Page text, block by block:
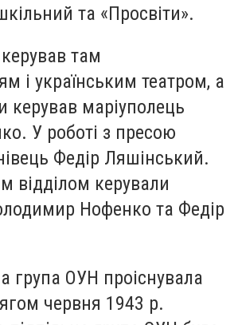
та «Просвіти».
там
і українським театром, а
керував маріуполець
У роботі з пресою
Федір Ляшінський.
відділом керували
Нофенко та Федір
група ОУН проіснувала
червня 1943 р.